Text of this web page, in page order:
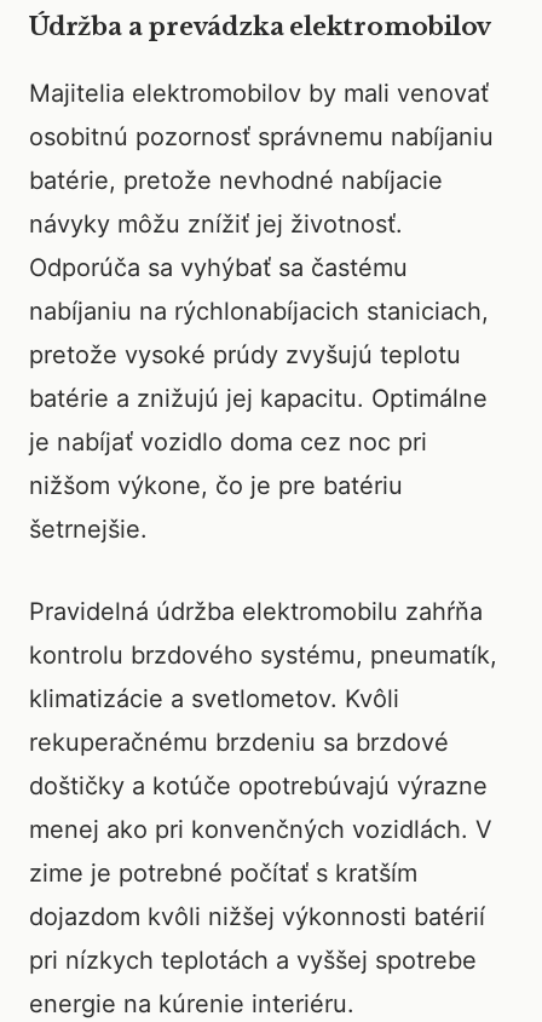
Údržba a prevádzka elektromobilov
Majitelia elektromobilov by mali venovať
osobitnú pozornosť správnemu nabíjaniu
batérie, pretože nevhodné nabíjacie
návyky môžu znížiť jej životnosť.
Odporúča sa vyhýbať sa častému
nabíjaniu na rýchlonabíjacich staniciach,
pretože vysoké prúdy zvyšujú teplotu
batérie a znižujú jej kapacitu. Optimálne
je nabíjať vozidlo doma cez noc pri
nižšom výkone, čo je pre batériu
šetrnejšie.
Pravidelná údržba elektromobilu zahŕňa
kontrolu brzdového systému, pneumatík,
klimatizácie a svetlometov. Kvôli
rekuperačnému brzdeniu sa brzdové
doštičky a kotúče opotrebúvajú výrazne
menej ako pri konvenčných vozidlách. V
zime je potrebné počítať s kratším
dojazdom kvôli nižšej výkonnosti batérií
pri nízkych teplotách a vyššej spotrebe
energie na kúrenie interiéru.